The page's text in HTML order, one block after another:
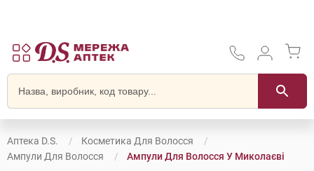
Аптека D.S.
Косметика Для Волосся
Ампули Для Волосся
Ампули Для Волосся У Миколаєві